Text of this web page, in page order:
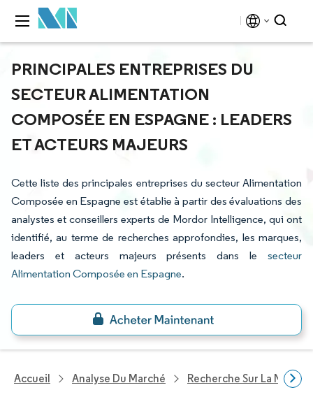
PRINCIPALES ENTREPRISES DU
SECTEUR ALIMENTATION
COMPOSÉE EN ESPAGNE : LEADERS
ET ACTEURS MAJEURS
Cette liste des principales entreprises du secteur Alimentation
Composée en Espagne est établie à partir des évaluations des
analystes et conseillers experts de Mordor Intelligence, qui ont
identifié, au terme de recherches approfondies, les marques,
leaders et acteurs majeurs présents dans le secteur
Alimentation Composée en Espagne.
Accueil Analyse Du Marché Recherche Sur La